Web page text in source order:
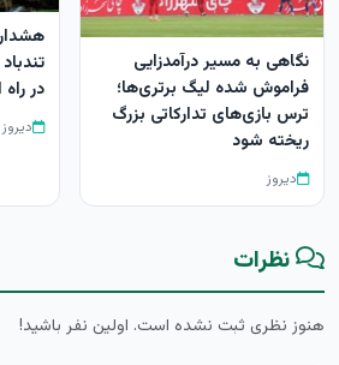
نگاهی به مسیر درآمدزایی
فراموش شده لیگ برتری‌ها؛
ترس بازی‌‎های تدارکاتی بزرگ
ریخته شود
دیروز
در
دیروز
نظرات
هنوز نظری ثبت نشده است. اولین نفر باشید!